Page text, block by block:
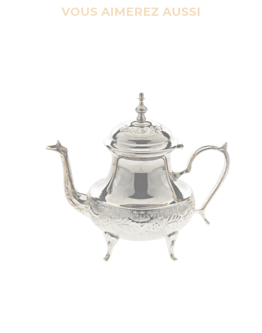
VOUS AIMEREZ AUSSI